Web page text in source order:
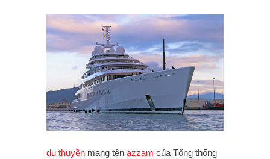
du thuyền mang tên azzam của Tổng thống